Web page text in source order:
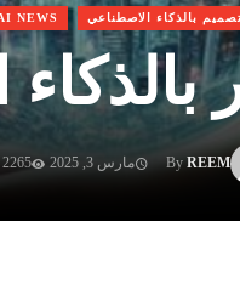
بالذكاء الاصطناعي NEWS
ByREEM مارس 3, 2025 2265 views